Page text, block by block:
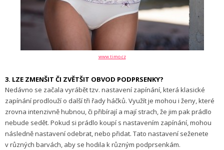
www.timo.cz
3. LZE ZMENŠIT ČI ZVĚTŠIT OBVOD PODPRSENKY?
Nedávno se začala vyrábět tzv. nastavení zapínání, která klasické
zapínání prodlouží o další tři řady háčků. Využít je mohou i ženy, které
zrovna intenzivně hubnou, či přibírají a mají strach, že jim pak prádlo
nebude sedět. Pokud si prádlo koupí s nastavením zapínání, mohou
následně nastavení odebrat, nebo přidat. Tato nastavení seženete
v různých barvách, aby se hodila k různým podprsenkám.